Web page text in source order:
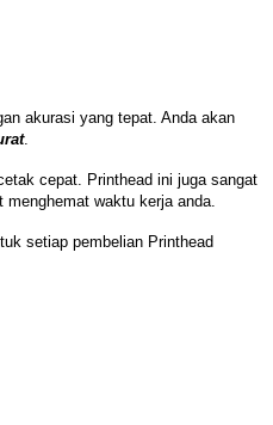
akurasi yang tepat. Anda akan
.
cepat. Printhead ini juga sangat
waktu kerja anda.
setiap pembelian Printhead